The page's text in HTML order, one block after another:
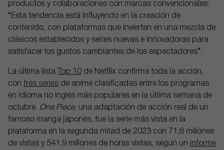
productos y colaboraciones con marcas convencionales.
“Esta tendencia está influyendo en la creación de
contenido, con plataformas que invierten en una mezcla de
clásicos establecidos y series nuevas e innovadoras para
satisfacer los gustos cambiantes de los espectadores”.
La última lista Top 10 de Netflix confirma toda la acción,
con tres series de anime clasificadas entre los programas
en idioma no inglés más populares en la última semana de
octubre. One Piece, una adaptación de acción real de un
famoso manga japonés, fue la serie más vista en la
plataforma en la segunda mitad de 2023 con 71,6 millones
de vistas y 541,9 millones de horas vistas, según un
informe